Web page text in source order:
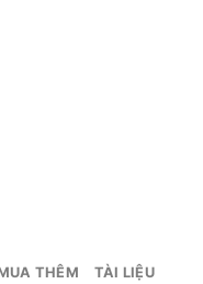
THÊM TÀI LIỆU